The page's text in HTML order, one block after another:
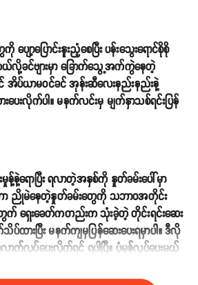
ော့ပြောင်းနူးညံ့စေပြီး ပန်းသွေးရောင်စိုစို
လို့ခင်ဗျားမှာ ခြောက်သွေ့အက်ကွဲနေတဲ့
ပ်ယာမဝင်ခင် အုန်းဆီလေးနည်းနည်းနဲ့
ေးလိုက်ပါ။ မနက်လင်းမှ မျက်နှာသစ်ရင်းပြန်
နဲ့ရောပြီး ရလာတဲ့အနှစ်ကို နှုတ်ခမ်းပေါ်မှာ
ာ ညိုမဲနေတဲ့နှုတ်ခမ်းတွေကို သဘာဝအတိုင်း
က် ရှေးခေတ်ကတည်းက သုံးခဲ့တဲ့ တိုင်းရင်းဆေး
ထားပြီး မနက်ကျမှပြန်ဆေးပေးရမှာပါ။ ဒီလို
ာက်လုပ်ပေးလိုက်ရင် ရပါပြီ။ ပုံမှန်လုပ်ပေးမယ်